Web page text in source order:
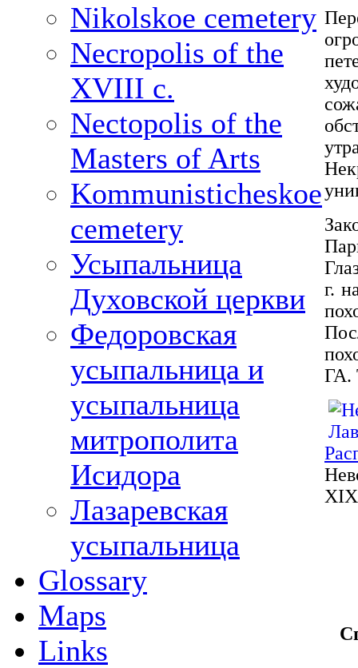
Nikolskoe cemetery
Necropolis of the
XVIII c.
Nectopolis of the
Masters of Arts
Kommunisticheskoe
cemetery
Усыпальница
Духовской церкви
Федоровская
усыпальница и
усыпальница
митрополита
Исидора
Лазаревская
усыпальница
Glossary
Maps
Links
г.
ГА.